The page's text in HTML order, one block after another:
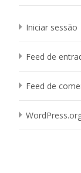
Iniciar sessão
Feed de
Feed de